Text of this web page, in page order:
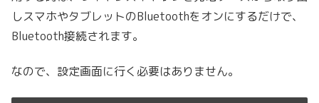
しスマホやタブレットのBluetoothをオンにするだけで、
Bluetooth接続されます。
なので、設定画面に行く必要はありません。